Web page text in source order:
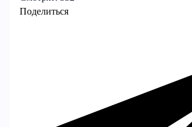
Поделиться